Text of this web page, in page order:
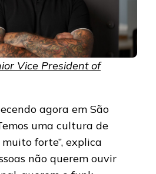
Vice President of
agora em São
uma cultura de
forte”, explica
não querem ouvir